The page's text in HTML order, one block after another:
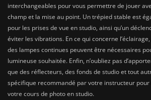
interchangeables pour vous permettre de jouer
champ et la mise au point. Un trépied stable est
pour les prises de vue en studio, ainsi qu’un
éviter les vibrations. En ce qui concerne
des lampes continues peuvent être nécessaires
lumineuse souhaitée. Enfin, n’oubliez pas
que des réflecteurs, des fonds de studio et tout
spécifique recommandé par votre instructeur
votre cours de photo en studio.